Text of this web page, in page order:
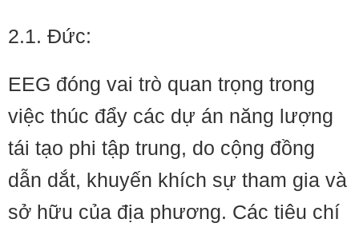
2.1. Đức:
EEG đóng vai trò quan trọng trong
việc thúc đẩy các dự án năng lượng
tái tạo phi tập trung, do cộng đồng
dẫn dắt, khuyến khích sự tham gia và
sở hữu của địa phương. Các tiêu chí